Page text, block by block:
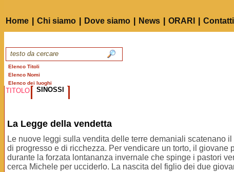
Home Chi siamo Dove siamo News ORARI Contatti
Elenco Titoli
Elenco Nomi
Elenco dei luoghi
TITOLO SINOSSI
La Legge della vendetta
Le nuove leggi sulla vendita delle terre demaniali scatenano
di progresso e di ricchezza. Per vendicare un torto, il
durante la forzata lontananza invernale che spinge i pastori
cerca Michele per ucciderlo. La nascita del figlio dei due